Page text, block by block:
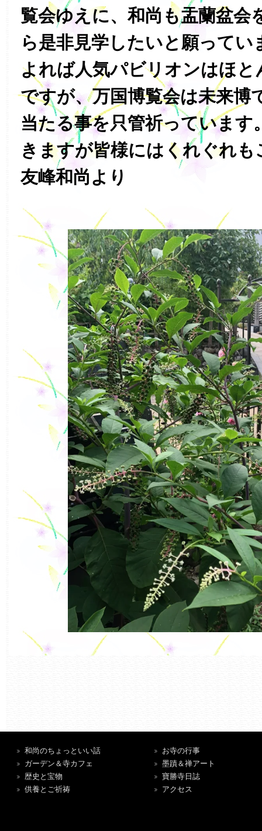
覧会ゆえに、和尚も盂蘭盆会
ら是非見学したいと願ってい
よれば人気パビリオンはほ
ですが、万国博覧会は未来博
当たる事を只管祈っています
きますが皆様にはくれぐれ
友峰和尚より
和尚のちょっといい話
ガーデン＆寺カフェ
歴史と宝物
供養とご祈祷
お寺の行事
墨蹟＆禅アート
寶勝寺日誌
アクセス